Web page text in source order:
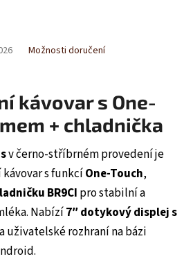
Možnosti doručení
kávovar s One-
+ chladnička
v černo-stříbrném provedení je
s funkcíOne-Touch,
BR9CI pro stabilní a
Nabízí7″ dotykový displej s
a uživatelské rozhraní na bázi